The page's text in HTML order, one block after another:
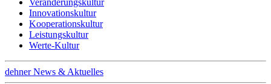
Veränderungskultur
Innovationskultur
Kooperationskultur
Leistungskultur
Werte-Kultur
dehner News & Aktuelles